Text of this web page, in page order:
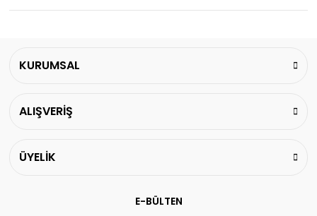
KURUMSAL
ALIŞVERİŞ
ÜYELİK
E-BÜLTEN